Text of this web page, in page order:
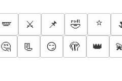
🪽 ⚔️ 📌 🤣 ⭐
🤔 📃 😏 🫣 👑